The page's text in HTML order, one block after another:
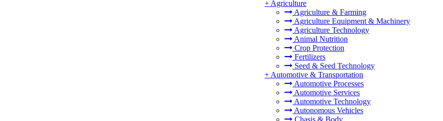
+ Agriculture
Agriculture & Farming
Agriculture Equipment & Machinery
Agriculture Technology
Animal Nutrition
Crop Protection
Fertilizers
Seed & Seed Technology
+ Automotive & Transportation
Automotive Processes
Automotive Services
Automotive Technology
Autonomous Vehicles
Chasis & Body